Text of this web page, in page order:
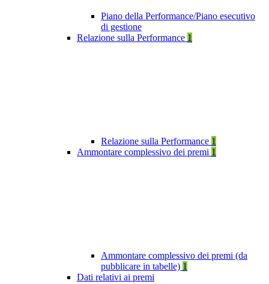
Piano della Performance/Piano esecutivo
di gestione
Relazione sulla Performance 1
Relazione sulla Performance 1
Ammontare complessivo dei premi 1
Ammontare complessivo dei premi (da
pubblicare in tabelle) 1
Dati relativi ai premi